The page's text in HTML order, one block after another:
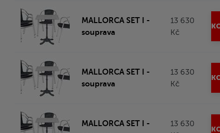
MALLORCA SET I -
souprava
13 630
Kč
MALLORCA SET I -
souprava
13 630
Kč
MALLORCA SET I -
13 630